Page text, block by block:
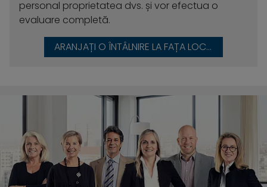
personal proprietatea dvs. și vor efectua o
evaluare completă.
ARANJAȚI O ÎNTÂLNIRE LA FAȚA LOCULUI